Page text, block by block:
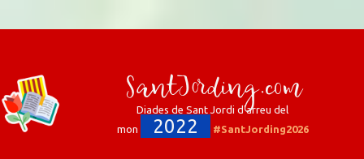
SantJording.com
Diades de Sant Jordi d'arreu del
mon
2022 #SantJording2026